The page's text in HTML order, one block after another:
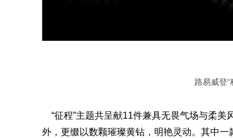
路易威登
“征程”主题共呈献11件兼具无畏气场与柔美
外，更缀以数颗璀璨黄钻，明艳灵动。其中一